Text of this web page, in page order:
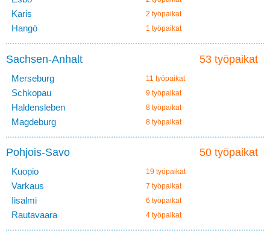
Karis 2 työpaikat
Hangö 1 työpaikat
53 työpaikat
Sachsen-Anhalt
Merseburg 11 työpaikat
Schkopau 9 työpaikat
Haldensleben 8 työpaikat
Magdeburg 8 työpaikat
50 työpaikat
Pohjois-Savo
Kuopio 19 työpaikat
Varkaus 7 työpaikat
Iisalmi 6 työpaikat
Rautavaara 4 työpaikat